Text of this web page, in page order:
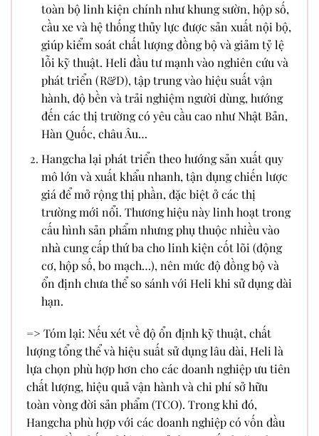
toàn bộ linh kiện chính như khung sườn, hộp số,
cầu xe và hệ thống thủy lực được sản xuất nội bộ,
giúp kiểm soát chất lượng đồng bộ và giảm tỷ lệ
lỗi kỹ thuật. Heli đầu tư mạnh vào nghiên cứu và
phát triển (R&D), tập trung vào hiệu suất vận
hành, độ bền và trải nghiệm người dùng, hướng
đến các thị trường có yêu cầu cao như Nhật Bản,
Hàn Quốc, châu Âu…
Hangcha lại phát triển theo hướng sản xuất quy
mô lớn và xuất khẩu nhanh, tận dụng chiến lược
giá để mở rộng thị phần, đặc biệt ở các thị
trường mới nổi. Thương hiệu này linh hoạt trong
cấu hình sản phẩm nhưng phụ thuộc nhiều vào
nhà cung cấp thứ ba cho linh kiện cốt lõi (động
cơ, hộp số, bo mạch…), nên mức độ đồng bộ và
ổn định chưa thể so sánh với Heli khi sử dụng dài
hạn.
=> Tóm lại: Nếu xét về độ ổn định kỹ thuật, chất
lượng tổng thể và hiệu suất sử dụng lâu dài, Heli là
lựa chọn phù hợp hơn cho các doanh nghiệp ưu tiên
chất lượng, hiệu quả vận hành và chi phí sở hữu
toàn vòng đời sản phẩm (TCO). Trong khi đó,
Hangcha phù hợp với các doanh nghiệp có vốn đầu